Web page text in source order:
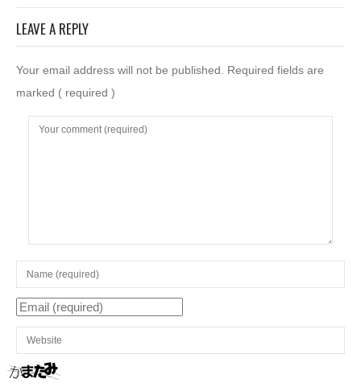
LEAVE A REPLY
Your email address will not be published. Required fields are
marked ( required )